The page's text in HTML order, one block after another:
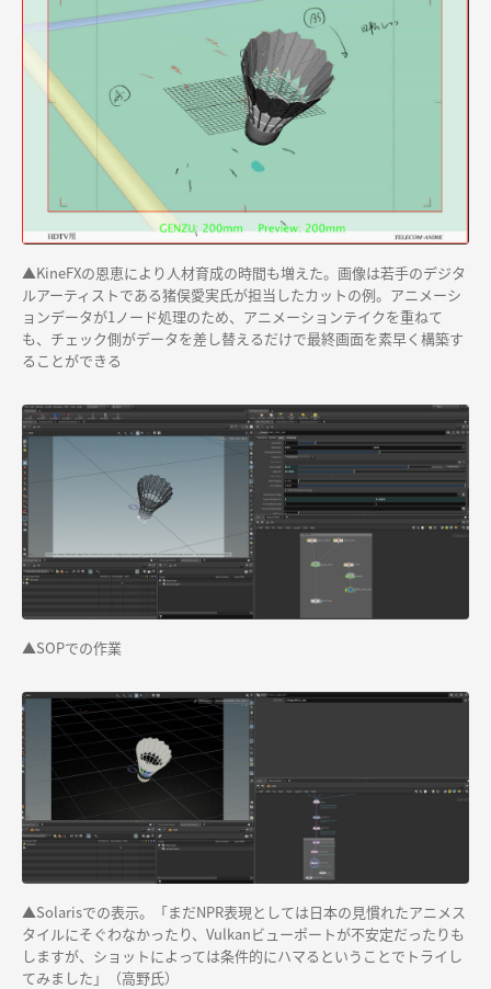
▲KineFXの恩恵により人材育成の時間も増えた。画像は若手のデジタ
ルアーティストである猪俣愛実氏が担当したカットの例。アニメーシ
ョンデータが1ノード処理のため、アニメーションテイクを重ねて
も、チェック側がデータを差し替えるだけで最終画面を素早く構築す
ることができる
▲SOPでの作業
▲Solarisでの表示。「まだNPR表現としては日本の見慣れたアニメス
タイルにそぐわなかったり、Vulkanビューポートが不安定だったりも
しますが、ショットによっては条件的にハマるということでトライし
てみました」（高野氏）